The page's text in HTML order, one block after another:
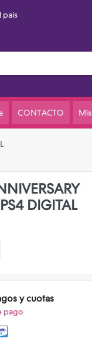
pais
CONTACTO
DIGITAL
y cuotas
pago